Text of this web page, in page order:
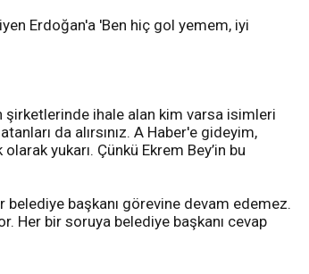
Erdoğan'a 'Ben hiç gol yemem, iyi
şirketlerinde ihale alan kim varsa isimleri
da alırsınız. A Haber'e gideyim,
yukarı. Çünkü Ekrem Bey’in bu
belediye başkanı görevine devam edemez.
Her bir soruya belediye başkanı cevap